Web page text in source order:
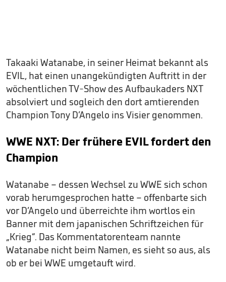
Takaaki Watanabe, in seiner Heimat bekannt als
EVIL, hat einen unangekündigten Auftritt in der
wöchentlichen TV-Show des Aufbaukaders NXT
absolviert und sogleich den dort amtierenden
Champion Tony D’Angelo ins Visier genommen.
WWE NXT: Der frühere EVIL fordert den
Champion
Watanabe – dessen Wechsel zu WWE sich schon
vorab herumgesprochen hatte – offenbarte sich
vor D’Angelo und überreichte ihm wortlos ein
Banner mit dem japanischen Schriftzeichen für
„Krieg“. Das Kommentatorenteam nannte
Watanabe nicht beim Namen, es sieht so aus, als
ob er bei WWE umgetauft wird.